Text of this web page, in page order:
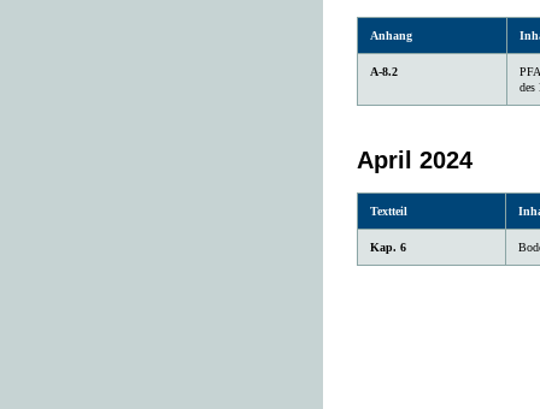
Anhang
A-8.2
des
April 2024
Textteil
Kap. 6